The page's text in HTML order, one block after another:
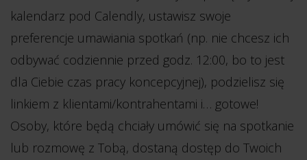
kalendarz pod Calendly, ustawisz swoje
preferencje umawiania spotkań (np. nie chcesz ich
odbywać codziennie przed godz. 12:00, bo to jest
dla Ciebie czas pracy koncepcyjnej), podzielisz się
linkiem z klientami/kontrahentami i… gotowe!
Osoby, które będą chciały umówić się na spotkanie
lub rozmowę z Tobą, dostaną dostęp do Twoich